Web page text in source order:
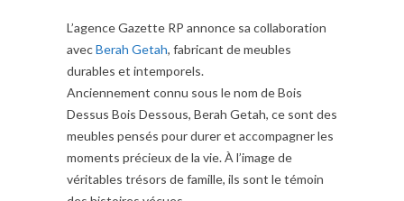
L’agence Gazette RP annonce sa collaboration
avecBerah Getah, fabricant de meubles
durables et intemporels.
Anciennement connu sous le nom de Bois
Dessus Bois Dessous, Berah Getah, ce sont des
meubles pensés pour durer et accompagner les
moments précieux de la vie. À l’image de
véritables trésors de famille, ils sont le témoin